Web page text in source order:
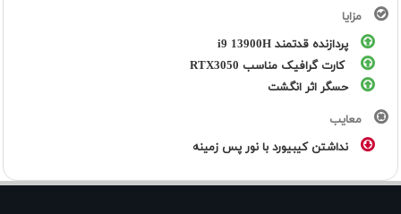
مزایا
پردازنده قدتمند i9 13900H
کارت گرافیک مناسب RTX3050
حسگر اثر انگشت
معایب
نداشتن کیبیورد با نور پس زمینه